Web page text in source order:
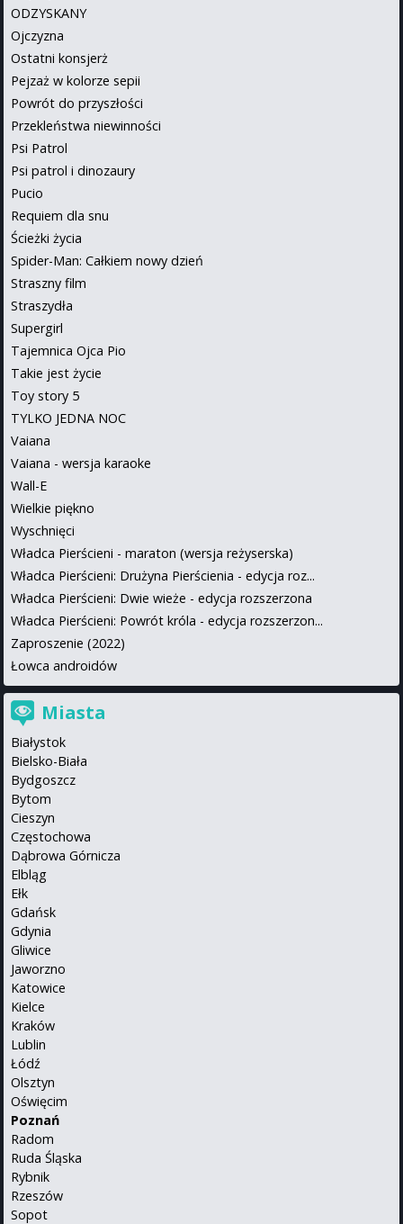
ODZYSKANY
Ojczyzna
Ostatni konsjerż
Pejzaż w kolorze sepii
Powrót do przyszłości
Przekleństwa niewinności
Psi Patrol
Psi patrol i dinozaury
Pucio
Requiem dla snu
Ścieżki życia
Spider-Man: Całkiem nowy dzień
Straszny film
Straszydła
Supergirl
Tajemnica Ojca Pio
Takie jest życie
Toy story 5
TYLKO JEDNA NOC
Vaiana
Vaiana - wersja karaoke
Wall-E
Wielkie piękno
Wyschnięci
Władca Pierścieni - maraton (wersja reżyserska)
Władca Pierścieni: Drużyna Pierścienia - edycja roz...
Władca Pierścieni: Dwie wieże - edycja rozszerzona
Władca Pierścieni: Powrót króla - edycja rozszerzon...
Zaproszenie (2022)
Łowca androidów
Miasta
Białystok
Bielsko-Biała
Bydgoszcz
Bytom
Cieszyn
Częstochowa
Dąbrowa Górnicza
Elbląg
Ełk
Gdańsk
Gdynia
Gliwice
Jaworzno
Katowice
Kielce
Kraków
Lublin
Łódź
Olsztyn
Oświęcim
Poznań
Radom
Ruda Śląska
Rybnik
Rzeszów
Sopot